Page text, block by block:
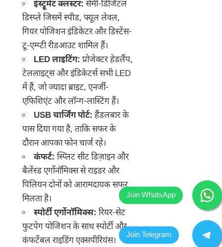
इंस्ट्रूमेंट क्लस्टर: सेमी-डिजिटल
डिस्प्ले जिसमें स्पीड, फ्यूल लेवल,
गियर पोजिशन इंडिकेटर और डिस्टेंस-
टू-एम्प्टी रीडआउट शामिल हैं।
LED लाइटिंग: प्रोजेक्टर हेडलैंप,
टेललाइट्स और इंडिकेटर्स सभी LED
में हैं, जो ज्यादा ब्राइट, एनर्जी-
एफिशिएंट और लॉन्ग-लास्टिंग हैं।
USB चार्जिंग पोर्ट: हैंडलबार के
पास दिया गया है, ताकि सफर के
दौरान आपका फोन चार्ज रहे।
कंफर्ट: स्प्लिट सीट डिज़ाइन और
बैलेंस्ड एर्गोनॉमिक्स से राइडर और
पिलियन दोनों को आरामदायक सफर
मिलता है।
स्पोर्टी एर्गोनॉमिक्स: रियर-सेट
फुटपेग पोजिशन के साथ स्पोर्टी और
कंफर्टेबल राइडिंग एक्सपीरियंस।